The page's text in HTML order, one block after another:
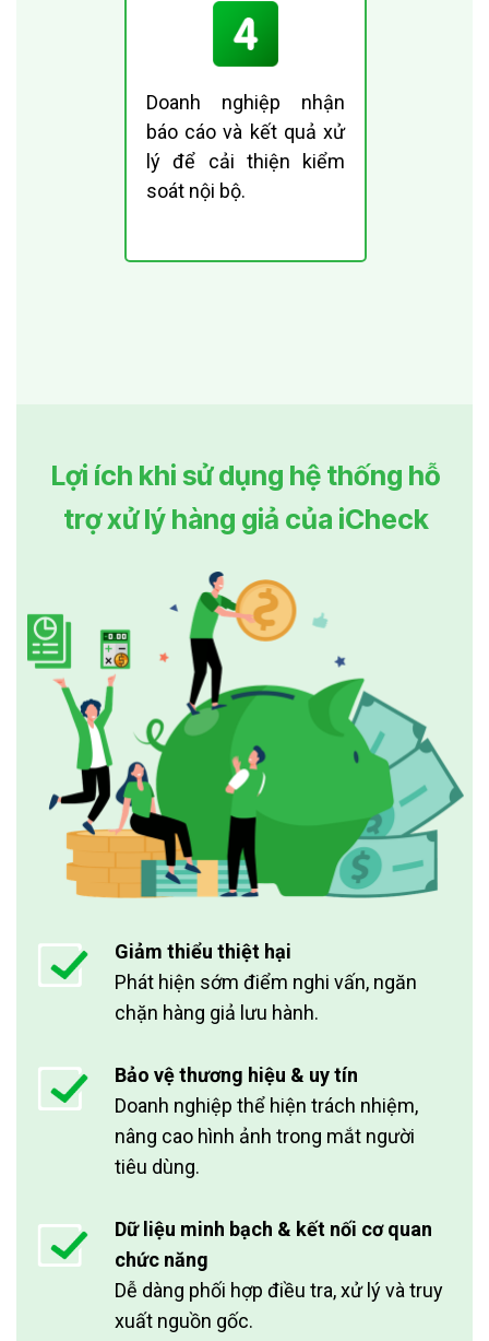
Doanh nghiệp nhận
báo cáo và kết quả xử
lý để cải thiện kiểm
soát nội bộ.
Lợi ích khi sử dụng hệ thống hỗ
trợ xử lý hàng giả của iCheck
Giảm thiểu thiệt hại
Phát hiện sớm điểm nghi vấn, ngăn
chặn hàng giả lưu hành.
Bảo vệ thương hiệu & uy tín
Doanh nghiệp thể hiện trách nhiệm,
nâng cao hình ảnh trong mắt người
tiêu dùng.
Dữ liệu minh bạch & kết nối cơ quan
chức năng
Dễ dàng phối hợp điều tra, xử lý và truy
xuất nguồn gốc.